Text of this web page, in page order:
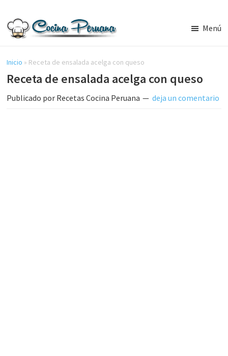
contenido
lateral
principal
Cocina
Peruana,
Recetas
de
Comida
Menú
Inicio » Receta de ensalada acelga con queso
Receta de ensalada acelga con queso
Publicado por Recetas Cocina Peruana deja un comentario